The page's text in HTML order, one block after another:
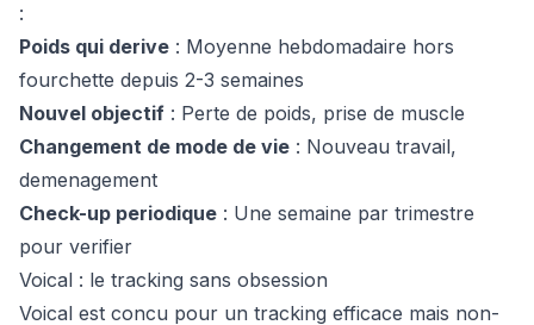
:
Poids qui derive : Moyenne hebdomadaire hors
fourchette depuis 2-3 semaines
Nouvel objectif : Perte de poids, prise de muscle
Changement de mode de vie : Nouveau travail,
demenagement
Check-up periodique : Une semaine par trimestre
pour verifier
Voical : le tracking sans obsession
Voical est concu pour un tracking efficace mais non-